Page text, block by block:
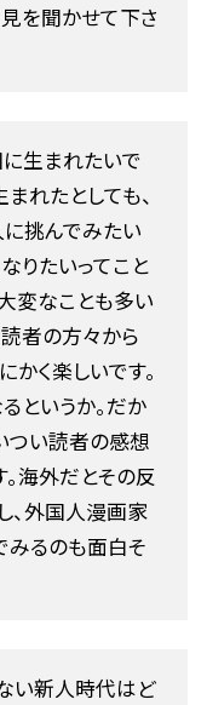
を聞かせて下さ
生まれたいで
れたとしても、
挑んでみたい
りたいってこと
変なことも多い
読者の方々から
く楽しいです。
というか。だか
つい読者の感想
海外だとその反
、外国人漫画家
みるのも面白そ
い新人時代はど